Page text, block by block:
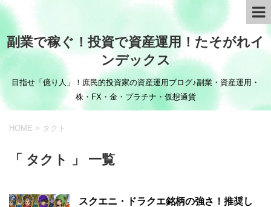
副業で稼ぐ！投資で資産運用！たそがれイ
ンデックス
目指せ「億り人」！庶民的投資家の資産運用ブログ♪副業・資産運用・
株・FX・金・プラチナ・仮想通貨
HOME > タクト
「 タクト 」 一覧
スクエニ・ドラクエ銘柄の強さ！推奨し